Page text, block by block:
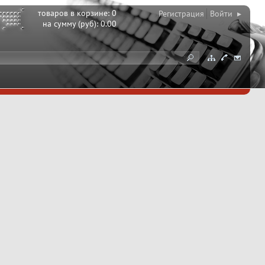
товаров в корзине:0
на сумму (руб):0.00
Регистрация Войти ▸